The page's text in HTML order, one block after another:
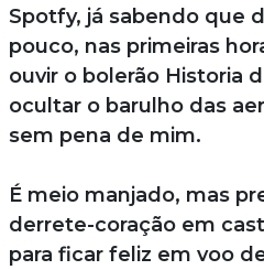
Spotfy, já sabendo que
pouco, nas primeiras
ouvir o bolerão Historia
ocultar o barulho das
sem pena de mim.
É meio manjado, mas
derrete-coração em
para ficar feliz em voo